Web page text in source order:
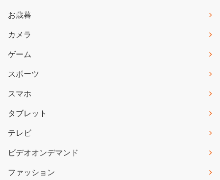
お歳暮
カメラ
ゲーム
スポーツ
スマホ
タブレット
テレビ
ビデオオンデマンド
ファッション